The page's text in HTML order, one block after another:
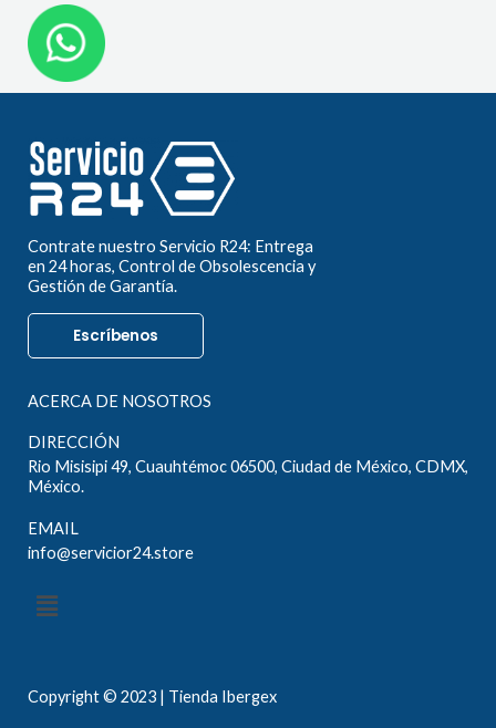
Contrate nuestro Servicio R24: Entrega
en 24 horas, Control de Obsolescencia y
Gestión de Garantía.
Escríbenos
ACERCA DE NOSOTROS
DIRECCIÓN
Rio Misisipi 49, Cuauhtémoc 06500, Ciudad de México, CDMX,
México.
EMAIL
info@servicior24.store
Menú
Copyright © 2023 | Tienda Ibergex